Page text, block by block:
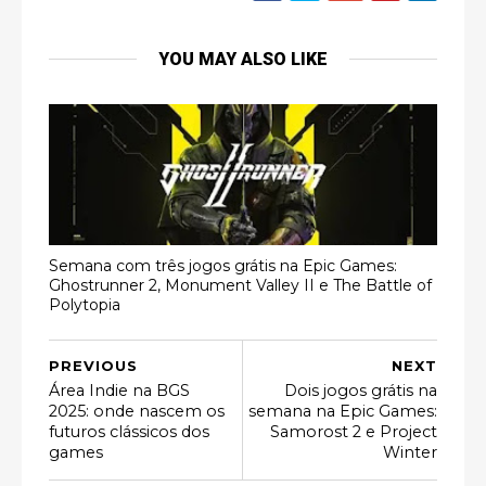
YOU MAY ALSO LIKE
Semana com três jogos grátis na Epic Games:
Ghostrunner 2, Monument Valley II e The Battle of
Polytopia
NEXT
Dois jogos grátis na
semana na Epic Games:
Samorost 2 e Project
Winter
PREVIOUS
Área Indie na BGS
2025: onde nascem os
futuros clássicos dos
games